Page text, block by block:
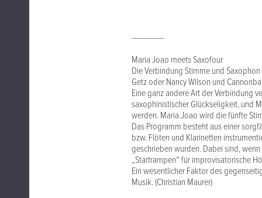
--------------
Maria Joao meets Saxofour
Die Verbindung Stimme und
Getz oder Nancy Wilson und
Eine ganz andere Art der Verbindung
saxophinistischer Glückseligkeit, und
werden. Maria Joao wird die fünfte
Das Programm besteht aus einer
bzw. Flöten und Klarinetten
geschrieben wurden. Dabei sind,
„Startrampen“ für improvisatorische
Ein wesentlicher Faktor des
Musik. (Christian Maurer)